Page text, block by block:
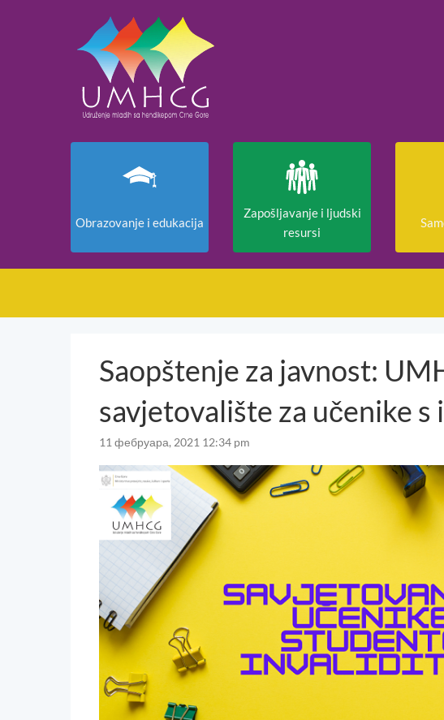
Obrazovanje i edukacija
Zapošljavanje i ljudski
resursi
Saopštenje za javnost:
savjetovalište za učenike
11 фебруара, 2021 12:34 pm